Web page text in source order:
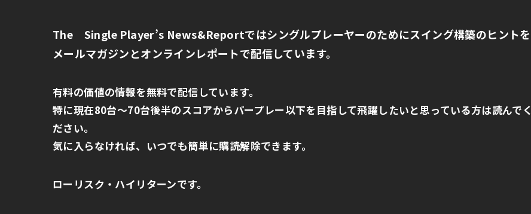
The Single Player’s News&Reportではシングルプレーヤーのためにスイング構築のヒン トを
メールマガジンとオンラインレポートで配信しています。
有料の価値の情報を無料で配信しています。
特に現在80台～70台後半のスコアからパープレー以下を目指して飛躍したいと思っている方は読んでく
ださい。
気に入らなければ、いつでも簡単に購読解除できます。
ローリスク・ハイリターンです。